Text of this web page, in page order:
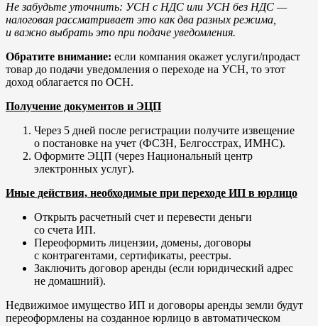
Не забудьте уточнить: УСН с НДС или УСН без НДС —
налоговая рассматривает это как два разных режима,
и важно выбрать это при подаче уведомления.
Обратите внимание: если компания окажет услуги/продаст
товар до подачи уведомления о переходе на УСН, то этот
доход облагается по ОСН.
Получение документов и ЭЦП
Через 5 дней после регистрации получите извещение
о постановке на учет (ФСЗН, Белгосстрах, ИМНС).
Оформите ЭЦП (через Национальный центр
электронных услуг).
Иные действия, необходимые при переходе ИП в юрлицо
Открыть расчетный счет и перевести деньги
со счета ИП.
Переоформить лицензии, домены, договоры
с контрагентами, сертификаты, реестры.
Заключить договор аренды (если юридический адрес
не домашний).
Недвижимое имущество ИП и договоры аренды земли будут
переоформлены на созданное юрлицо в автоматическом